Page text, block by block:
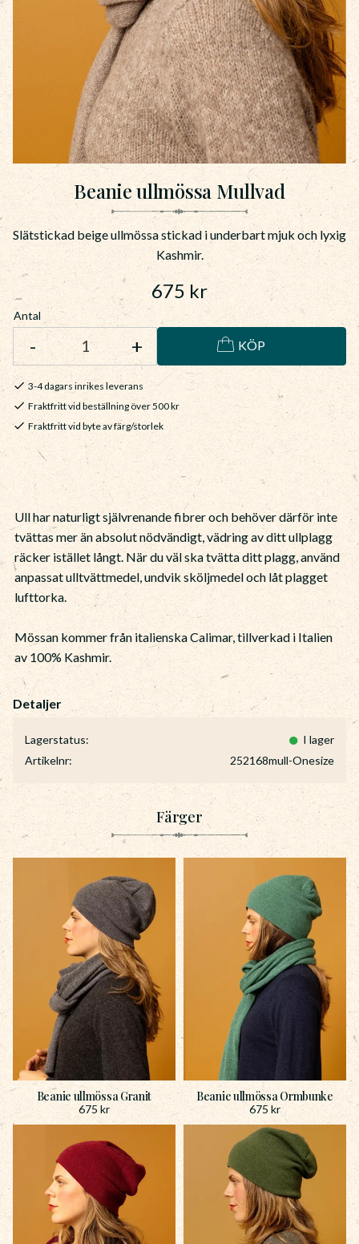
Beanie ullmössa Mullvad
Slätstickad beige ullmössa stickad i underbart mjuk och lyxig
Kashmir.
675 kr
Antal
+
- KÖP
3-4 dagars inrikes leverans
Fraktfritt vid beställning över 500 kr
Fraktfritt vid byte av färg/storlek
Lagerstatus
I lager
Artikelnr
252168mull-Onesize
Ull har naturligt självrenande fibrer och behöver därför inte
tvättas mer än absolut nödvändigt, vädring av ditt ullplagg
räcker istället långt. När du väl ska tvätta ditt plagg, använd
anpassat ulltvättmedel, undvik sköljmedel och låt plagget
lufttorka.
Mössan kommer från italienska Calimar, tillverkad i Italien
av 100% Kashmir.
Färger
Beanie ullmössa Granit
675 kr
Beanie ullmössa Ormbunke
675 kr